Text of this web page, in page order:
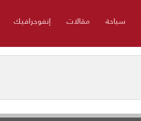
سياحة مقالات إنفوجرافيك